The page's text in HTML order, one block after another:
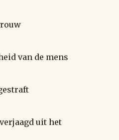
van de mens
uit het